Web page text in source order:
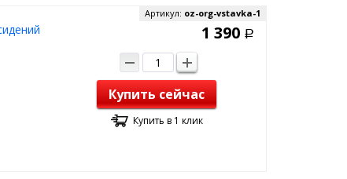
Артикул: oz-org-vstavka-1
1 390 Р
Купить сейчас
Купить в 1 клик